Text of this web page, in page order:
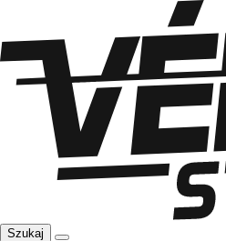
Szukaj